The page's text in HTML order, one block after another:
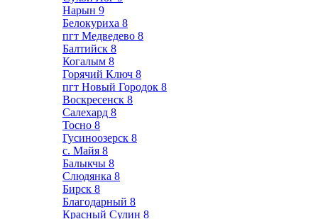
Нарын 9
Белокуриха 8
пгт Медведево 8
Балтийск 8
Когалым 8
Горячий Ключ 8
пгт Новый Городок 8
Воскресенск 8
Салехард 8
Тосно 8
Гусиноозерск 8
с. Майя 8
Балыкчы 8
Слюдянка 8
Бирск 8
Благодарный 8
Красный Сулин 8